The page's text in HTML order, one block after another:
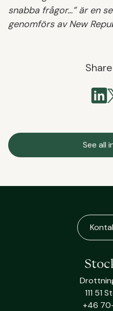
snabba frågor…” är en
genomförs av New
See all
111 51
+46 70-